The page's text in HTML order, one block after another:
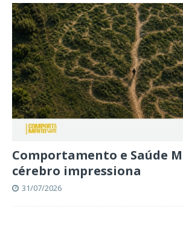
Comportamento e Saúde
cérebro impressiona
31/07/2026